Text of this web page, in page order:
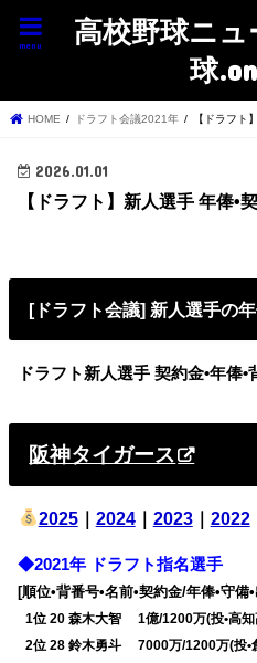
高校野球ニ
球
menu
HOME ドラフト会議2021年 【ドラフト
2026.01.01
【ドラフト】新人選手 年俸•
[ドラフト会議] 新人選手の
ドラフト新人選手契約金•年俸•
阪神タイガース
2025｜ 2024｜ 2023｜ 2022
◆2021年 ドラフト指名選手
[順位•背番号•名前•契約金/年俸•守備
01位 20 森木大智 1億/1200万(投•高知
02位 28 鈴木勇斗 7000万/1200万(投•